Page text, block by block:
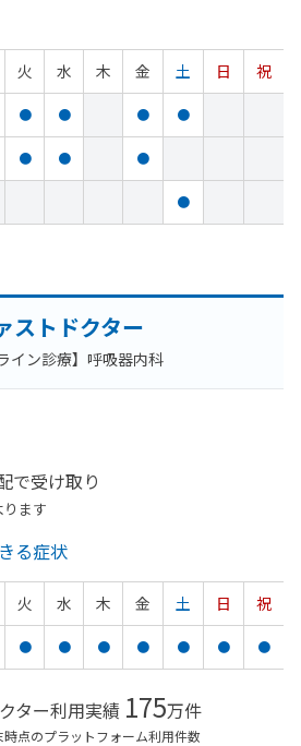
火 水 木 金 土 日
祝
● ● ● ●
● ● ●
●
ストドクター
イン診療】呼吸器内科
で受け取り
ます
る症状
火 水 木 金 土 日
祝
● ● ● ● ● ● ●
ター利用実績 175万件
点のプラットフォーム利用件数